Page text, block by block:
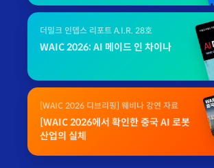
더밀크 인뎁스 리포트 A.I.R. 28호
WAIC 2026: AI 메이드 인 차이나
[WAIC 2026 디브리핑] 웨비나 강연 자료
[WAIC 2026에서 확인한 중국 AI 로봇
산업의 실체